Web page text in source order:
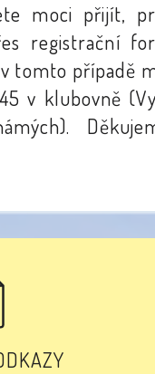
moci přijít,
registrační
tomto případě
v klubovně